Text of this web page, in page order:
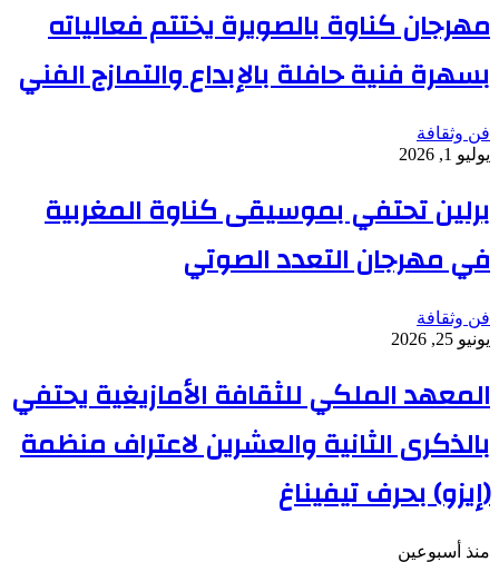
مهرجان كناوة بالصويرة يختتم فعالياته
بسهرة فنية حافلة بالإبداع والتمازج الفني
فن وثقافة
يوليو 1, 2026
برلين تحتفي بموسيقى كناوة المغربية
في مهرجان التعدد الصوتي
فن وثقافة
يونيو 25, 2026
المعهد الملكي للثقافة الأمازيغية يحتفي
بالذكرى الثانية والعشرين لاعتراف منظمة
(إيزو) بحرف تيفيناغ
منذ أسبوعين